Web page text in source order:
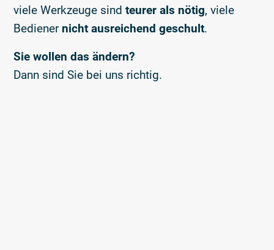
viele Werkzeuge sindteurer als nötig, viele
Bediener nicht ausreichend geschult.
Sie wollen das ändern?
Dann sind Sie bei uns richtig.